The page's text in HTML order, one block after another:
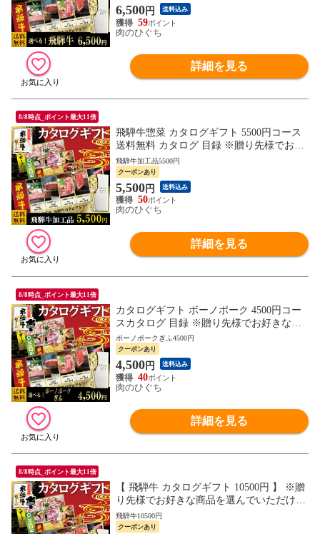
6,500円 送料込み
59
肉のひぐち
詳細を見る
8/8時点_ポイント最大11倍
飛騨牛惣菜 カタログギフト 5500円コース
送料無料 カタログ 目録 ※贈り先様でお好
きな商品を選択 御礼 内祝 カタログ 福利厚
生 内祝 御礼 お祝い 御祝 肉 グルメ ギフト
飛騨牛加工品5500円
クーポンあり
5,500円 送料込み
50
肉のひぐち
詳細を見る
8/8時点_ポイント最大11倍
カタログギフト ボーノポーク 4500円コー
スカタログ 目録 ※贈り先様でお好きな商
品を選んでいただけます カタログ 福利厚
生 内祝 御礼 お祝い 御祝 肉 グルメ ギフト
ボーノポークぎふ4500円
クーポンあり
4,500円 送料込み
40
肉のひぐち
詳細を見る
8/8時点_ポイント最大11倍
【 飛騨牛 カタログギフト 10500円 】 ※贈
り先様でお好きな商品を選んでいただけま
す 送料無料 カタログ 福利厚生 内祝 御礼
お祝い 御祝 肉 グルメ ギフト
飛騨牛10500円
クーポンあり